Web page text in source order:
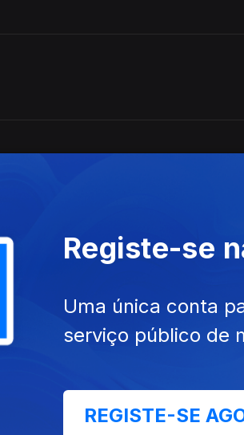
Registe-se
Uma única conta
serviço público de
REGISTE-SE